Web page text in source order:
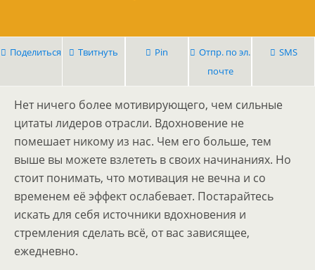
Поделиться Твитнуть Pin
Отпр. по эл.
почте
SMS
Нет ничего более мотивирующего, чем сильные
цитаты лидеров отрасли. Вдохновение не
помешает никому из нас. Чем его больше, тем
выше вы можете взлететь в своих начинаниях. Но
стоит понимать, что мотивация не вечна и со
временем её эффект ослабевает. Постарайтесь
искать для себя источники вдохновения и
стремления сделать всё, от вас зависящее,
ежедневно.